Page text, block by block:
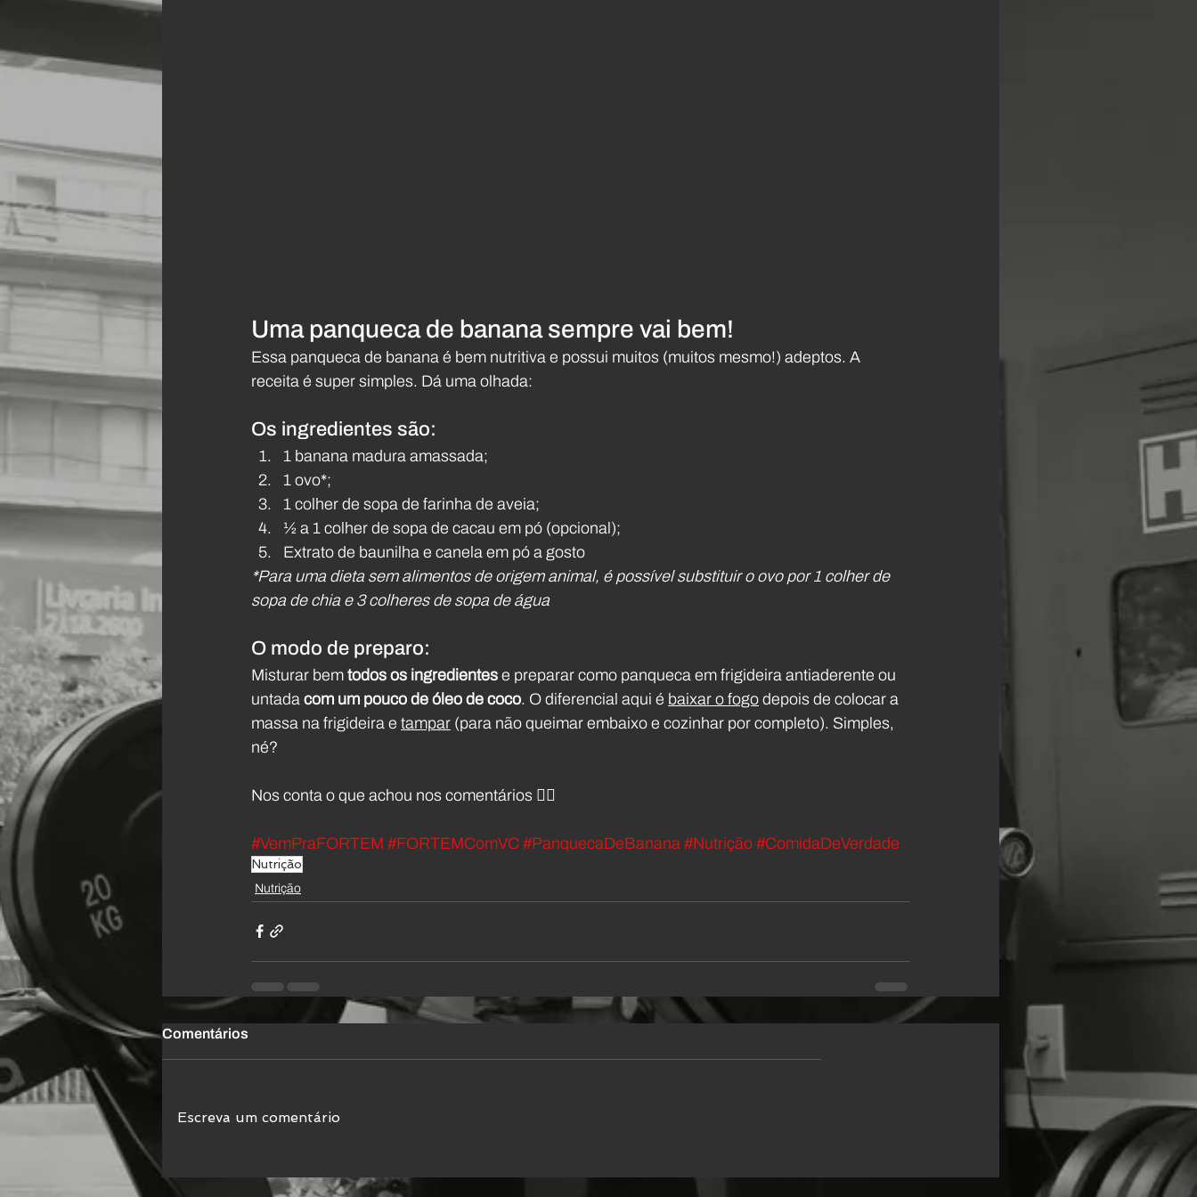
Uma panqueca de banana sempre vai bem!
Essa panqueca de banana é bem nutritiva e possui muitos (muitos mesmo!) adeptos. A
receita é super simples. Dá uma olhada:
Os ingredientes são:
1 banana madura amassada;
1 ovo*;
1 colher de sopa de farinha de aveia;
½ a 1 colher de sopa de cacau em pó (opcional);
Extrato de baunilha e canela em pó a gosto
*Para uma dieta sem alimentos de origem animal, é possível substituir o ovo por 1 colher de
sopa de chia e 3 colheres de sopa de água
O modo de preparo:
Misturar bem todos os ingredientes e preparar como panqueca em frigideira antiaderente ou
untada com um pouco de óleo de coco. O diferencial aqui é baixar o fogo depois de colocar a
massa na frigideira e tampar (para não queimar embaixo e cozinhar por completo). Simples,
né?
Nos conta o que achou nos comentários 👇🏼
#VemPraFORTEM #FORTEMComVC #PanquecaDeBanana #Nutrição #ComidaDeVerdade
Nutrição
Nutrição
Comentários
Escreva um comentário